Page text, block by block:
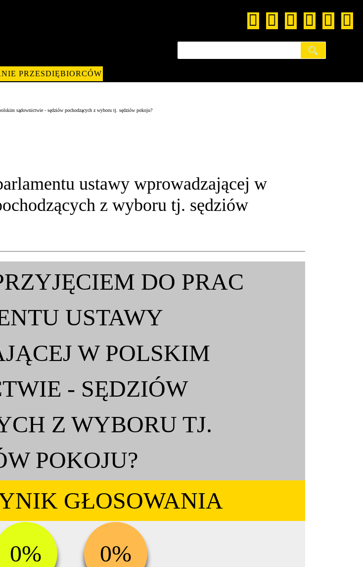
PRZESDIĘBIORCÓW
sądownictwie - sędziów pochodzących z wyboru tj. sędziów pokoju?
ustawy wprowadzającej w
z wyboru tj. sędziów
DO PRAC
USTAWY
W POLSKIM
- SĘDZIÓW
Z WYBORU TJ.
POKOJU?
GŁOSOWANIA
0% 0%